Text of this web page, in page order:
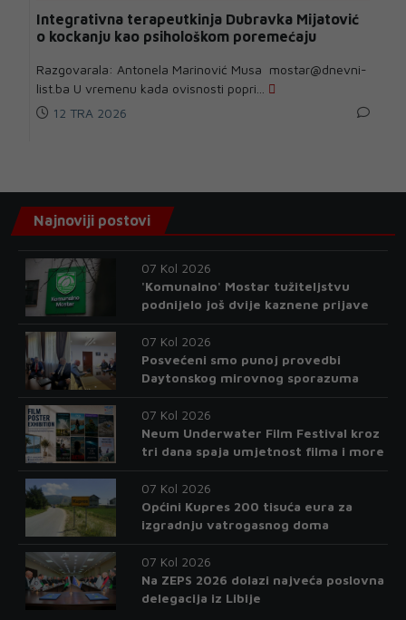
Integrativna terapeutkinja Dubravka Mijatović
o kockanju kao psihološkom poremećaju
Razgovarala: Antonela Marinović Musa mostar@dnevni-
list.ba U vremenu kada ovisnosti popri...
12 TRA 2026
Najnoviji postovi
07 Kol 2026
'Komunalno' Mostar tužiteljstvu
podnijelo još dvije kaznene prijave
07 Kol 2026
Posvećeni smo punoj provedbi
Daytonskog mirovnog sporazuma
07 Kol 2026
Neum Underwater Film Festival kroz
tri dana spaja umjetnost filma i more
07 Kol 2026
Općini Kupres 200 tisuća eura za
izgradnju vatrogasnog doma
07 Kol 2026
Na ZEPS 2026 dolazi najveća poslovna
delegacija iz Libije